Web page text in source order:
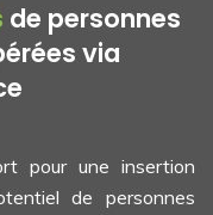
de personnes
via
pour une insertion
de personnes